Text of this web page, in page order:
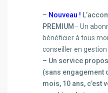
– Nouveau !
PREMIUM– Un
bénéficier à tous
conseiller en
– Un service
(sans engagement
mois, 10 ans, c’est